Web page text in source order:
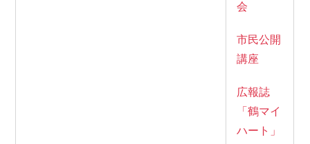
会
市民公開
講座
広報誌
「鶴マイ
ハート」